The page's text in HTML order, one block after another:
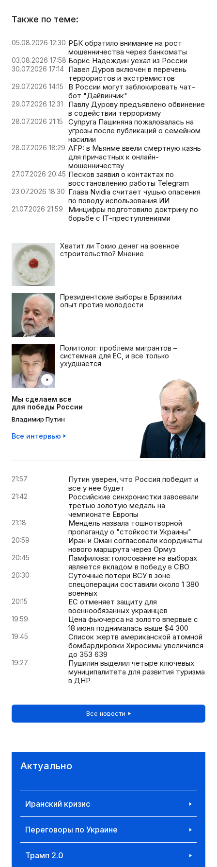
Также по теме:
05.08.2026 12:30 РБК обратило внимание на рост
мошенничества через банкоматы
03.08.2026 17:58 Борис Надеждин уехал из России
30.07.2026 17:14 Павел Дуров включен в перечень
террористов и экстремистов
29.07.2026 14:15
В России могут заблокировать чат-
бот "Дайвинчик"
29.07.2026 12:31
Павлу Дурову предъявлено обвинение
в содействии терроризму
28.07.2026 21:15
Супруга Пашиняна пожаловалась на
угрозы после публикаций о семейном
насилии
28.07.2026 18:29 AFP: в Мьянме ввели смертную казнь
для причастных к онлайн-
мошенничеству
27.07.2026 20:45 Песков заявил о контактах по
восстановлению работы Telegram
23.07.2026 18:30 Глава Nvidia считает чушью опасения
по поводу использования ИИ
21.07.2026 21:59
Минцифры подготовило доктрину по
борьбе с IТ-преступлениями
Хватит ли Токио денег на военное
строительство? Мнение
Президентские выборы в Бразилии:
опыт против молодости
Политолог: проблема мигрантов –
системная для ЕС, и все только
ухудшается
Мы сделаем все
для победы России
Владимир Путин
Все интервью
21:57
Путин уверен, что Россия победит и
все у нее будет
21:42
Российские синхронистки завоевали
третью золотую медаль на
чемпионате Европы
21:18
Мендель назвала тошнотворной
пропаганду о "стойкости Украины"
20:59
Иран и Оман согласовали координаты
нового маршрута через Ормуз
20:45
Памфилова: голосование на выборах
является вкладом в победу в СВО
20:30
Суточные потери ВСУ в зоне
спецоперации составили около 1 380
военных
20:15
ЕС отменяет защиту для
военнообязанных украинцев
19:59
Цена фьючерса на золото впервые с
18 июня поднималась выше $4 300
19:45
Список жертв американской атомной
бомбардировки Хиросимы увеличился
до 353 639
19:27
Пушилин выделил четыре ключевых
муниципалитета для развития туризма
в ДНР
Все новости
Актуально
Иранский кризис
Переговоры по Украине
Трамп 2.0